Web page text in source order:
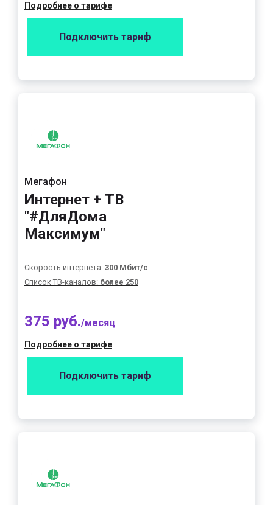
Подробнее о тарифе
Подключить тариф
Мегафон
Интернет + ТВ
"#ДляДома
Максимум"
Скорость интернета: 300 Мбит/с
Список ТВ-каналов: более 250
375 руб./месяц
Подробнее о тарифе
Подключить тариф